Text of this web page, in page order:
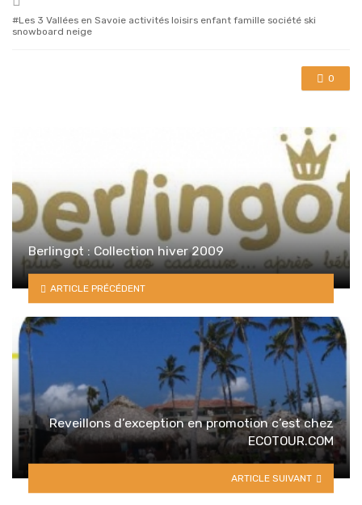
with
Les 3 Vallées en Savoie activités loisirs enfant famille société ski
snowboard neige
0
Berlingot : Collection hiver 2009
ARTICLE PRÉCÉDENT
Reveillons d’exception en promotion c’est chez
ECOTOUR.COM
ARTICLE SUIVANT